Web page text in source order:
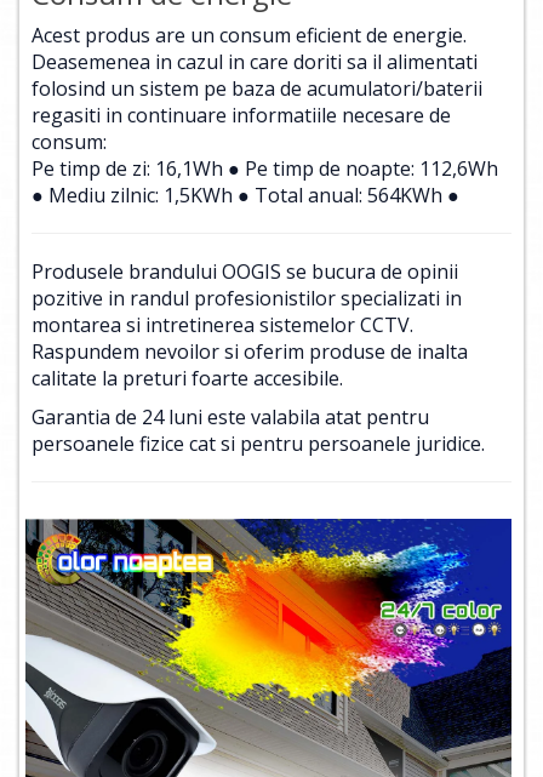
Acest produs are un consum eficient de energie.
Deasemenea in cazul in care doriti sa il alimentati
folosind un sistem pe baza de acumulatori/baterii
regasiti in continuare informatiile necesare de
consum:
Pe timp de zi: 16,1Wh ● Pe timp de noapte: 112,6Wh
● Mediu zilnic: 1,5KWh ● Total anual: 564KWh ●
Produsele brandului OOGIS se bucura de opinii
pozitive in randul profesionistilor specializati in
montarea si intretinerea sistemelor CCTV.
Raspundem nevoilor si oferim produse de inalta
calitate la preturi foarte accesibile.
Garantia de 24 luni este valabila atat pentru
persoanele fizice cat si pentru persoanele juridice.